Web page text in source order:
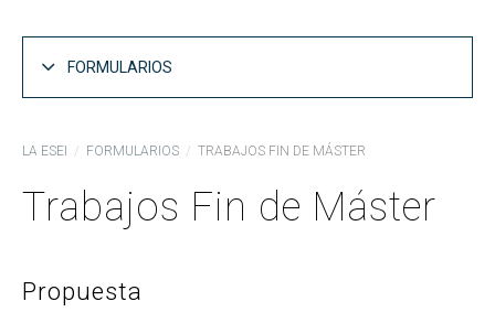
FORMULARIOS
Trabajos Fin de Grado
LA ESEI FORMULARIOS TRABAJOS FIN DE MÁSTER
Trabajos Fin de Máster
Propuesta